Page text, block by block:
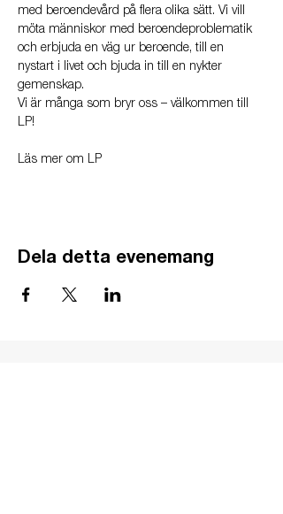
med beroendevård på flera olika sätt. Vi vill
möta människor med beroendeproblematik
och erbjuda en väg ur beroende, till en
nystart i livet och bjuda in till en nykter
gemenskap.
Vi är många som bryr oss – välkommen till
LP!
Läs mer om LP
Dela detta evenemang